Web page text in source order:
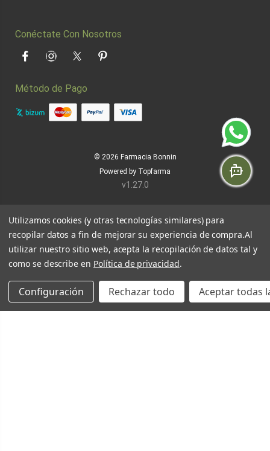
Conéctate Con Nosotros
FacebookInstagramTwitter Pinterest
Método de Pago
© 2026 Farmacia Bonnin
Powered by Topfarma
v1.27.0
Utilizamos cookies (y otras tecnologías similares) para
recopilar datos a fin de mejorar su experiencia de compra.Al
utilizar nuestro sitio web, acepta la recopilación de datos tal y
como se describe en Política de privacidad.
Configuración Rechazar todo Aceptar todas